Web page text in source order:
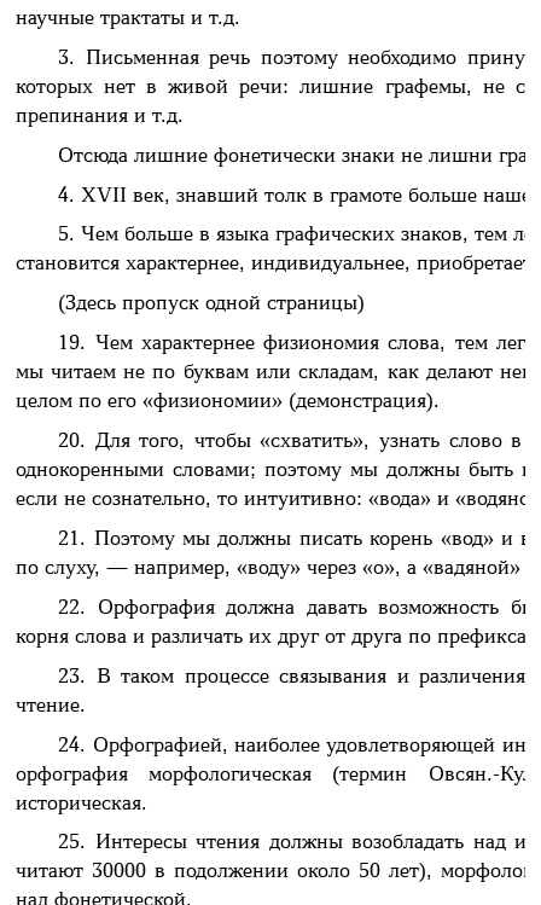
научные трактаты и т.д.
3. Письменная речь поэтому необходимо
которых нет в живой речи: лишние графемы, не
препинания и т.д.
Отсюда лишние фонетически знаки не лишни
4. XVII век, знавший толк в грамоте больше
5. Чем больше в языка графических знаков, тем
становится характернее, индивидуальнее,
(Здесь пропуск одной страницы)
19. Чем характернее физиономия слова, тем
мы читаем не по буквам или складам, как делают
целом по его «физиономии» (демонстрация).
20. Для того, чтобы «схватить», узнать слово
однокоренными словами; поэтому мы должны быть
если не сознательно, то интуитивно: «вода» и
21. Поэтому мы должны писать корень «вод» и в
по слуху, — например, «воду» через «о», а «вадяной»
22. Орфография должна давать возможность
корня слова и различать их друг от друга по
23. В таком процессе связывания и
чтение.
24. Орфографией, наиболее удовлетворяющей
орфография морфологическая (термин Овсян.-
историческая.
25. Интересы чтения должны возобладать над
читают 30000 в подолжении около 50 лет),
над фонетической.